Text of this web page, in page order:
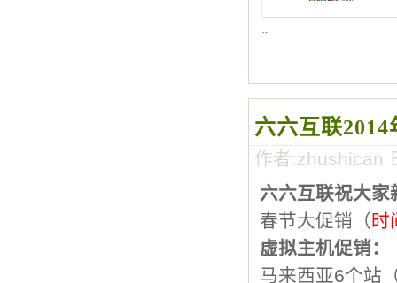
...
六六互联
作者:zhushican
六六互联祝大家
春节大促销（ 时
虚拟主机促销：
马来西亚6个站